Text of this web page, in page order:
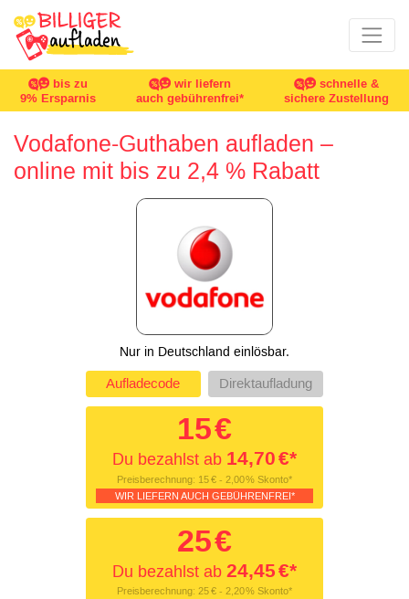
bis zu
9% Ersparnis
wir liefern
auch gebührenfrei*
schnelle &
sichere Zustellung
Vodafone-Guthaben aufladen –
online mit bis zu 2,4 % Rabatt
Nur in Deutschland einlösbar.
Aufladecode
Direktaufladung
15€
Du bezahlst ab 14,70€*
Preisberechnung: 15€ - 2,00% Skonto*
WIR LIEFERN AUCH GEBÜHRENFREI*
25€
Du bezahlst ab24,45€*
Preisberechnung:25€ - 2,20% Skonto*